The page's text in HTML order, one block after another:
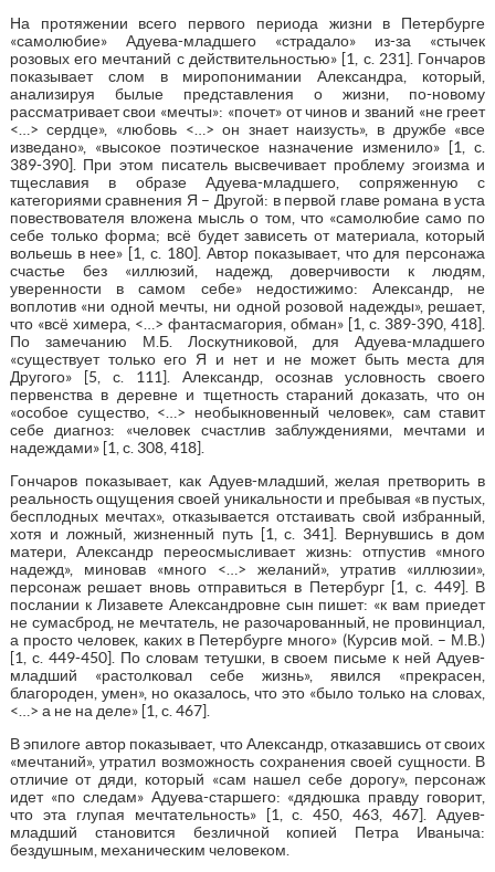
На протяжении всего первого периода жизни в Петербурге
«самолюбие» Адуева-младшего «страдало» из-за «стычек
розовых его мечтаний с действительностью» [1, с. 231]. Гончаров
показывает слом в миропонимании Александра, который,
анализируя былые представления о жизни, по-новому
рассматривает свои «мечты»: «почет» от чинов и званий «не греет
<…> сердце», «любовь <…> он знает наизусть», в дружбе «все
изведано», «высокое поэтическое назначение изменило» [1, с.
389-390]. При этом писатель высвечивает проблему эгоизма и
тщеславия в образе Адуева-младшего, сопряженную с
категориями сравнения Я – Другой: в первой главе романа в уста
повествователя вложена мысль о том, что «самолюбие само по
себе только форма; всё будет зависеть от материала, который
вольешь в нее» [1, с. 180]. Автор показывает, что для персонажа
счастье без «иллюзий, надежд, доверчивости к людям,
уверенности в самом себе» недостижимо: Александр, не
воплотив «ни одной мечты, ни одной розовой надежды», решает,
что «всё химера, <…> фантасмагория, обман» [1, с. 389-390, 418].
По замечанию М.Б. Лоскутниковой, для Адуева-младшего
«существует только его Я и нет и не может быть места для
Другого» [5, с. 111]. Александр, осознав условность своего
первенства в деревне и тщетность стараний доказать, что он
«особое существо, <…> необыкновенный человек», сам ставит
себе диагноз: «человек счастлив заблуждениями, мечтами и
надеждами» [1, с. 308, 418].
Гончаров показывает, как Адуев-младший, желая претворить в
реальность ощущения своей уникальности и пребывая «в пустых,
бесплодных мечтах», отказывается отстаивать свой избранный,
хотя и ложный, жизненный путь [1, с. 341]. Вернувшись в дом
матери, Александр переосмысливает жизнь: отпустив «много
надежд», миновав «много <…> желаний», утратив «иллюзии»,
персонаж решает вновь отправиться в Петербург [1, с. 449]. В
послании к Лизавете Александровне сын пишет: «к вам приедет
не сумасброд, не мечтатель, не разочарованный, не провинциал,
а просто человек, каких в Петербурге много» (Курсив мой. – М.В.)
[1, с. 449-450]. По словам тетушки, в своем письме к ней Адуев-
младший «растолковал себе жизнь», явился «прекрасен,
благороден, умен», но оказалось, что это «было только на словах,
<…> а не на деле» [1, с. 467].
В эпилоге автор показывает, что Александр, отказавшись от своих
«мечтаний», утратил возможность сохранения своей сущности. В
отличие от дяди, который «сам нашел себе дорогу», персонаж
идет «по следам» Адуева-старшего: «дядюшка правду говорит,
что эта глупая мечтательность» [1, с. 450, 463, 467]. Адуев-
младший становится безличной копией Петра Иваныча:
бездушным, механическим человеком.